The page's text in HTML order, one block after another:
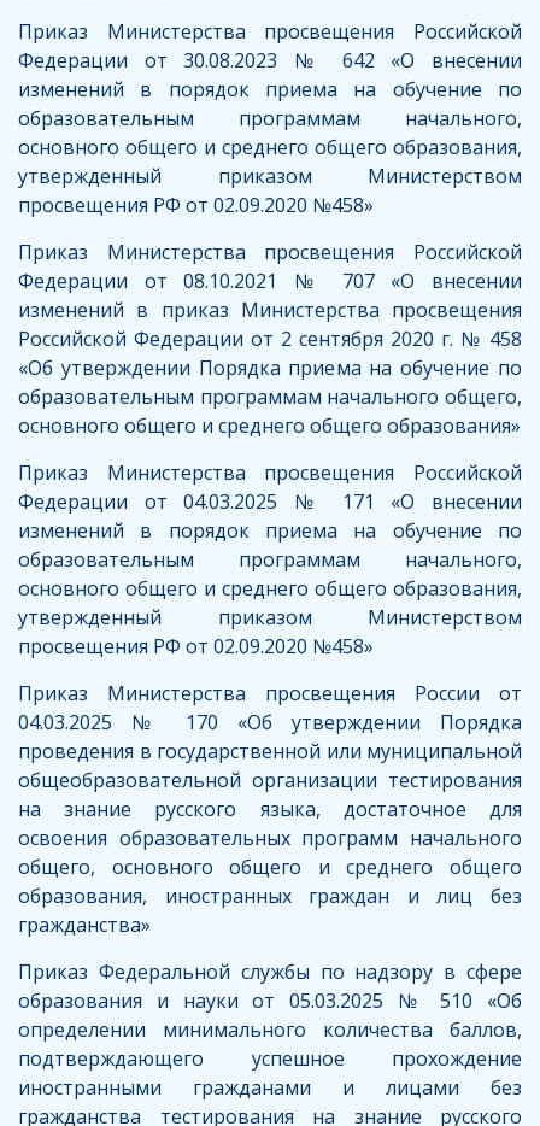
Приказ Министерства просвещения Российской
Федерации от 30.08.2023 № 642 «О внесении
изменений в порядок приема на обучение по
образовательным программам начального,
основного общего и среднего общего образования,
утвержденный приказом Министерством
просвещения РФ от 02.09.2020 №458»
Приказ Министерства просвещения Российской
Федерации от 08.10.2021 № 707 «О внесении
изменений в приказ Министерства просвещения
Российской Федерации от 2 сентября 2020 г. № 458
«Об утверждении Порядка приема на обучение по
образовательным программам начального общего,
основного общего и среднего общего образования»
Приказ Министерства просвещения Российской
Федерации от 04.03.2025 № 171 «О внесении
изменений в порядок приема на обучение по
образовательным программам начального,
основного общего и среднего общего образования,
утвержденный приказом Министерством
просвещения РФ от 02.09.2020 №458»
Приказ Министерства просвещения России от
04.03.2025 № 170 «Об утверждении Порядка
проведения в государственной или муниципальной
общеобразовательной организации тестирования
на знание русского языка, достаточное для
освоения образовательных программ начального
общего, основного общего и среднего общего
образования, иностранных граждан и лиц без
гражданства»
Приказ Федеральной службы по надзору в сфере
образования и науки от 05.03.2025 № 510 «Об
определении минимального количества баллов,
подтверждающего успешное прохождение
иностранными гражданами и лицами без
гражданства тестирования на знание русского